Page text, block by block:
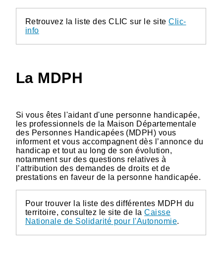
Retrouvez la liste des CLIC sur le siteClic-
info
La MDPH
Si vous êtes l'aidant d'une personne handicapée,
les professionnels de la Maison Départementale
des Personnes Handicapées (MDPH) vous
informent et vous accompagnent dès l’annonce du
handicap et tout au long de son évolution,
notamment sur des questions relatives à
l’attribution des demandes de droits et de
prestations en faveur de la personne handicapée.
Pour trouver la liste des différentes MDPH du
territoire, consultez le site de laCaisse
Nationale de Solidarité pour l'Autonomie.